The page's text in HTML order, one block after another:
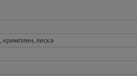
, кримплен,леска